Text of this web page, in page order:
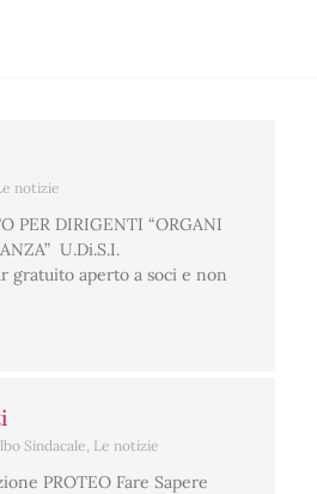
notizie
PER DIRIGENTI “ORGANI
U.Di.S.I.
gratuito aperto a soci e non
Sindacale Le notizie
PROTEO Fare Sapere